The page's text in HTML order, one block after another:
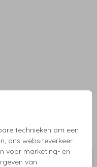
technieken om een
ons websiteverkeer
voor marketing- en
van
de illustraties van
is dit
met
van deze speciale
ook leuk